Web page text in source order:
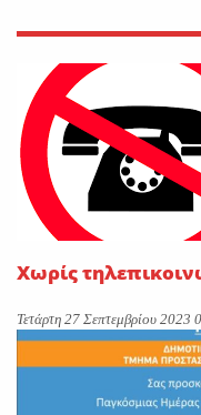
Χωρίς
Τετάρτη 27 Σεπτεμβρίου 2023